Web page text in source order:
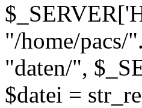
"/home/pacs/
"daten/",
$datei =